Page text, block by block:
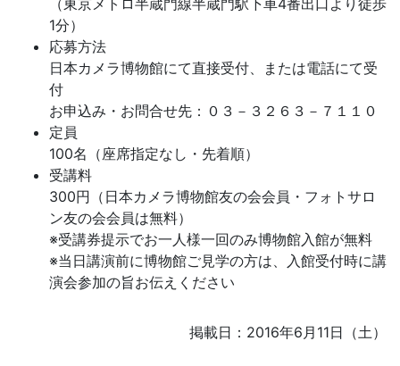
（東京メトロ半蔵門線半蔵門駅下車4番出口より徒歩
1分）
応募方法
日本カメラ博物館にて直接受付、または電話にて受
付
お申込み・お問合せ先：０３－３２６３－７１１０
定員
100名（座席指定なし・先着順）
受講料
300円（日本カメラ博物館友の会会員・フォトサロ
ン友の会会員は無料）
※受講券提示でお一人様一回のみ博物館入館が無料
※当日講演前に博物館ご見学の方は、入館受付時に講
演会参加の旨お伝えください
掲載日：2016年6月11日（土）